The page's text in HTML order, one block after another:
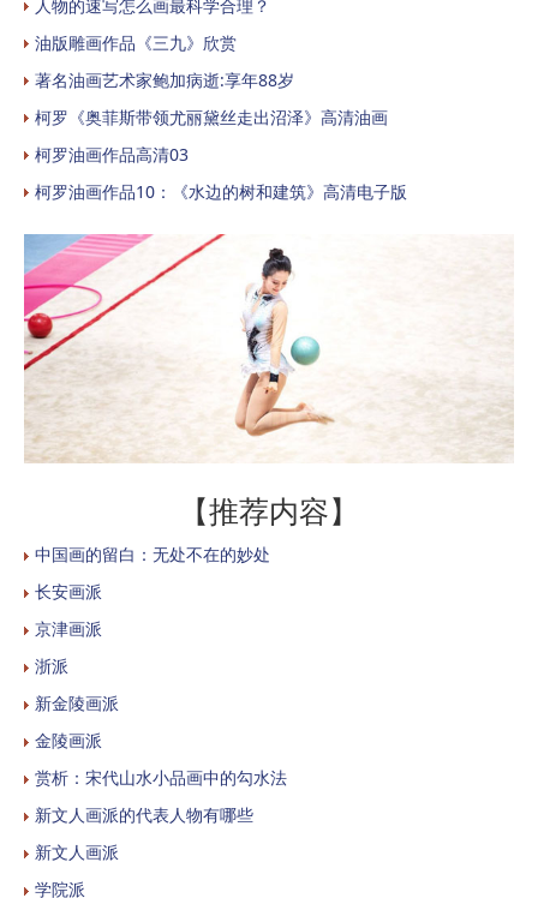
人物的速写怎么画最科学合理？
油版雕画作品《三九》欣赏
著名油画艺术家鲍加病逝:享年88岁
柯罗《奥菲斯带领尤丽黛丝走出沼泽》高清油画
柯罗油画作品高清03
柯罗油画作品10：《水边的树和建筑》高清电子版
【推荐内容】
中国画的留白：无处不在的妙处
长安画派
京津画派
浙派
新金陵画派
金陵画派
赏析：宋代山水小品画中的勾水法
新文人画派的代表人物有哪些
新文人画派
学院派